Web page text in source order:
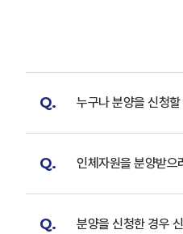
Q. 누구나 분양을 신청
Q. 인체자원을 분양받으
Q. 분양을 신청한 경우